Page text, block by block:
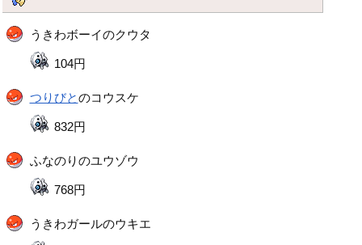
うきわボーイのクウタ
104円
つりびとのコウスケ
832円
ふなのりのユウゾウ
768円
うきわガールのウキエ